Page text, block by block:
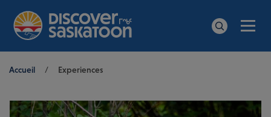
Breadcrumb
Accueil / Experiences